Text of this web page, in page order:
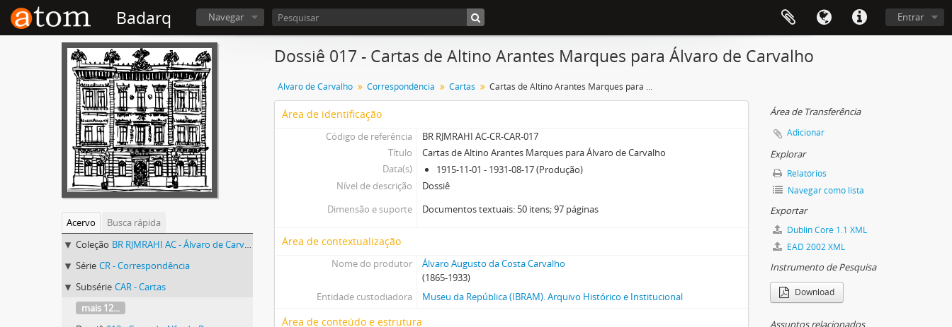
Badarq Navegar Entrar
Acervo
Busca rápida
Coleção BR RJMRAHI AC - Álvaro de Carvalho
Série CR - Correspondência
Subsérie CAR - Cartas
mais 12...
Dossiê 017 - Cartas de Altino Arantes Marques para Álvaro de Carvalho
Álvaro de Carvalho Correspondência Cartas Cartas de Altino Arantes Marques para Álvaro de Carvalho
Área de identificação
Código de referência
BR RJMRAHI AC-CR-CAR-017
Título
Cartas de Altino Arantes Marques para Álvaro de Carvalho
Data(s)
1915-11-01 - 1931-08-17 (Produção)
Nível de descrição
Dossiê
Dimensão e suporte
Documentos textuais: 50 itens; 97 páginas
Área de contextualização
Nome do produtor
Álvaro Augusto da Costa Carvalho
(1865-1933)
Entidade custodiadora
Museu da República (IBRAM). Arquivo Histórico e Institucional
Área de conteúdo e estrutura
Área de Transferência
Adicionar
Explorar
Relatórios
Navegar como lista
Exportar
Dublin Core 1.1 XML
EAD 2002 XML
Instrumento de Pesquisa
Download
Assuntos relacionados